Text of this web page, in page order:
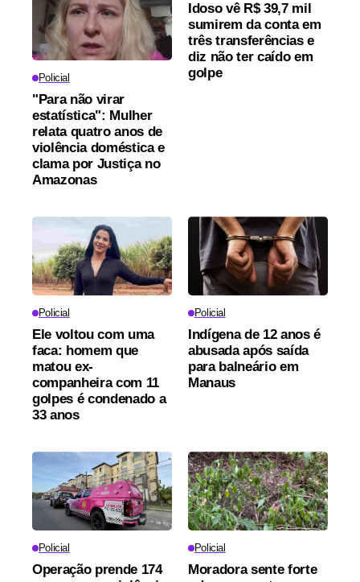
Policial
"Para não virar
estatística": Mulher
relata quatro anos de
violência doméstica e
clama por Justiça no
Amazonas
Idoso vê R$ 39,7 mil
sumirem da conta em
três transferências e
diz não ter caído em
golpe
Policial
Ele voltou com uma
faca: homem que
matou ex-
companheira com 11
golpes é condenado a
33 anos
Policial
Indígena de 12 anos é
abusada após saída
para balneário em
Manaus
Policial
Operação prende 174
Policial
Moradora sente forte